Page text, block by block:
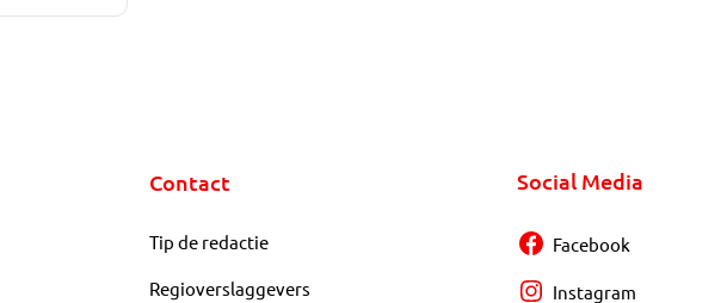
Contact
Tip de redactie
Regioverslaggevers
Social Media
Facebook
Instagram